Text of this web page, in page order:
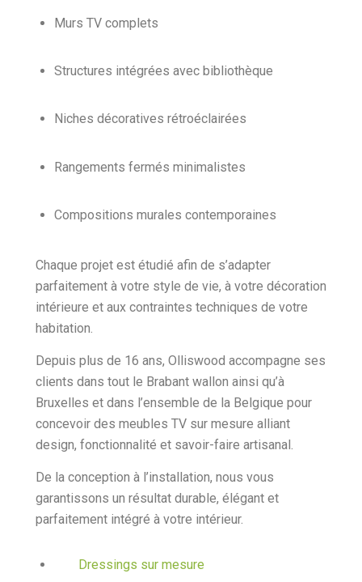
Murs TV complets
Structures intégrées avec bibliothèque
Niches décoratives rétroéclairées
Rangements fermés minimalistes
Compositions murales contemporaines
Chaque projet est étudié afin de s’adapter
parfaitement à votre style de vie, à votre décoration
intérieure et aux contraintes techniques de votre
habitation.
Depuis plus de 16 ans, Olliswood accompagne ses
clients dans tout le Brabant wallon ainsi qu’à
Bruxelles et dans l’ensemble de la Belgique pour
concevoir des meubles TV sur mesure alliant
design, fonctionnalité et savoir-faire artisanal.
De la conception à l’installation, nous vous
garantissons un résultat durable, élégant et
parfaitement intégré à votre intérieur.
Dressings sur mesure